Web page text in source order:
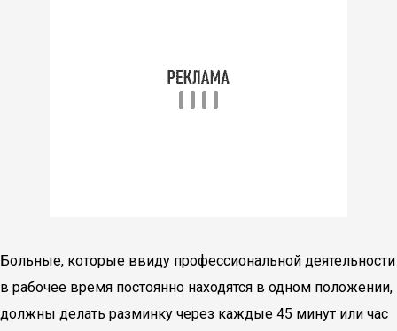
Больные, которые ввиду профессиональной деятельности
в рабочее время постоянно находятся в одном положении,
должны делать разминку через каждые 45 минут или час